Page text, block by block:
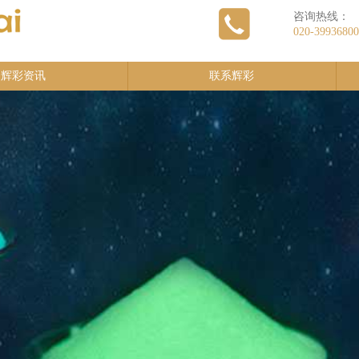
咨询热线：
020-39936800
辉彩资讯 联系辉彩